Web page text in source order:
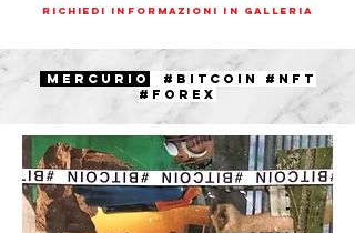
RICHIEDI INFORMAZIONI IN GALLERIA
MERCURIO
#bitcoin #nft
#FOREX